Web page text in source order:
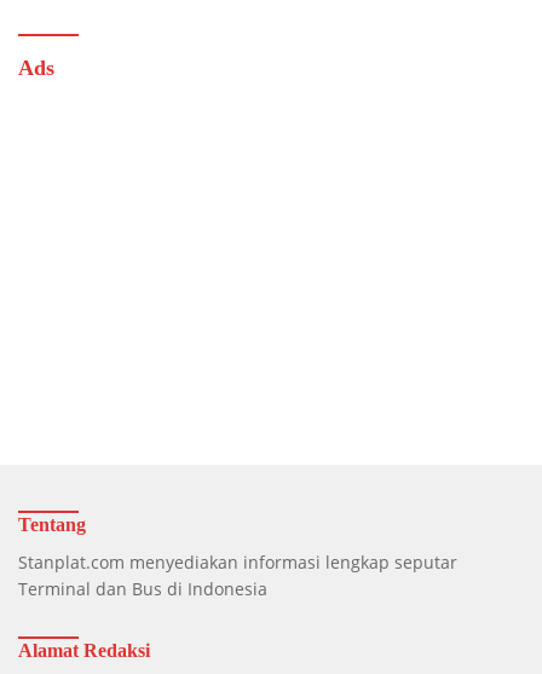
Ads
Tentang
Stanplat.com menyediakan informasi lengkap seputar
Terminal dan Bus di Indonesia
Alamat Redaksi